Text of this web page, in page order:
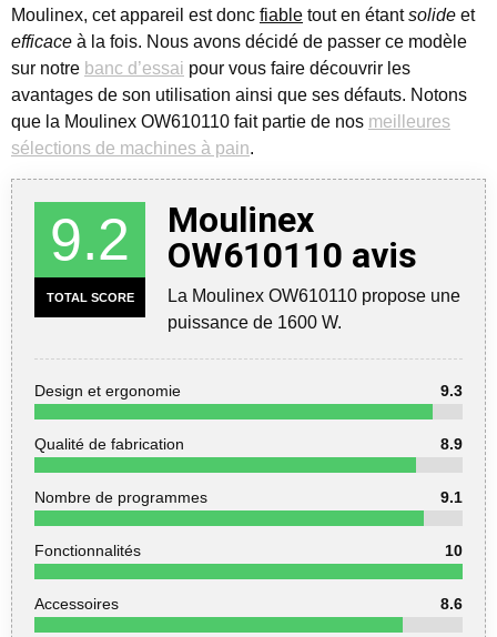
Moulinex, cet appareil est donc fiable tout en étantsolide et
efficace à la fois. Nous avons décidé de passer ce modèle
sur notre banc d’essai pour vous faire découvrir les
avantages de son utilisation ainsi que ses défauts. Notons
que la Moulinex OW610110 fait partie de nos meilleures
sélections de machines à pain.
9.2
TOTAL SCORE
Moulinex
OW610110 avis
La Moulinex OW610110 propose une
puissance de 1600 W.
Design et ergonomie 9.3
Qualité de fabrication 8.9
Nombre de programmes 9.1
Fonctionnalités 10
Accessoires 8.6